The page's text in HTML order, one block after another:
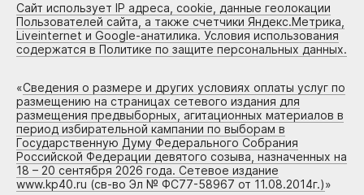
Сайт использует IP адреса, cookie, данные геолокации
Пользователей сайта, а также счетчики Яндекс.Метрика,
Liveinternet и Google-анатилика. Условия использования
содержатся в Политике по защите персональных данных.
«Сведения о размере и других условиях оплаты услуг по
размещению на страницах сетевого издания для
размещения предвыборных, агитационных материалов в
период избирательной кампании по выборам в
Государственную Думу Федерального Собрания
Российской Федерации девятого созыва, назначенных на
18 – 20 сентября 2026 года. Сетевое издание
www.kp40.ru (св-во Эл № ФС77-58967 от 11.08.2014г.)»